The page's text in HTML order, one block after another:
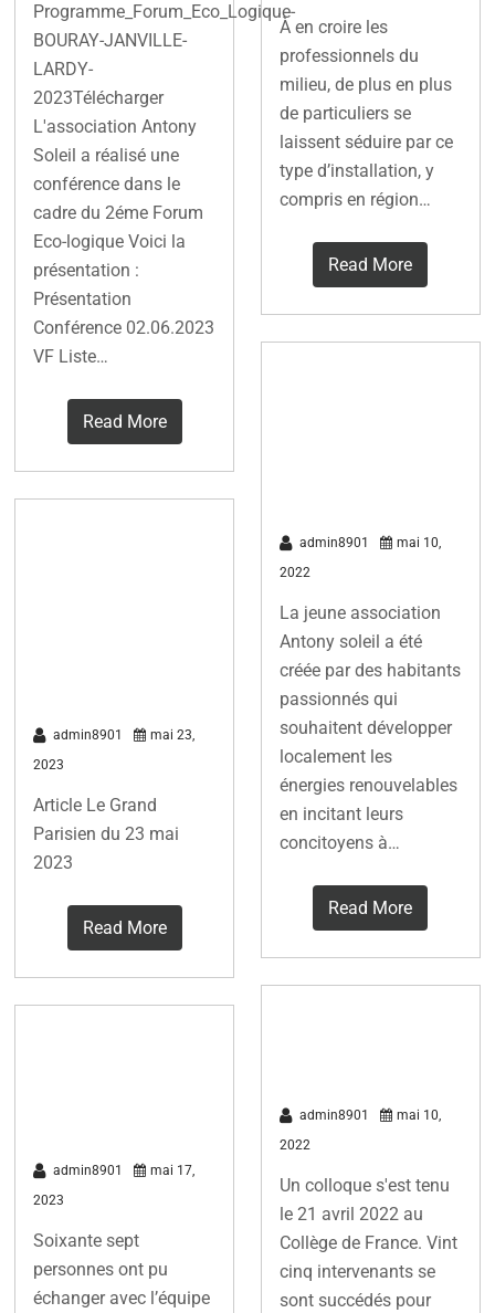
Programme_Forum_Eco_Logique-
BOURAY-JANVILLE-
LARDY-
2023Télécharger
L'association Antony
Soleil a réalisé une
conférence dans le
cadre du 2éme Forum
Eco-logique Voici la
présentation :
Présentation
Conférence 02.06.2023
VF Liste…
Read More
admin8901
mai 23,
2023
Article Le Grand
Parisien du 23 mai
2023
Read More
admin8901
mai 17,
2023
Soixante sept
personnes ont pu
échanger avec l’équipe
À en croire les
professionnels du
milieu, de plus en plus
de particuliers se
laissent séduire par ce
type d’installation, y
compris en région…
Read More
admin8901
mai 10,
2022
La jeune association
Antony soleil a été
créée par des habitants
passionnés qui
souhaitent développer
localement les
énergies renouvelables
en incitant leurs
concitoyens à…
Read More
admin8901
mai 10,
2022
Un colloque s'est tenu
le 21 avril 2022 au
Collège de France. Vint
cinq intervenants se
sont succédés pour